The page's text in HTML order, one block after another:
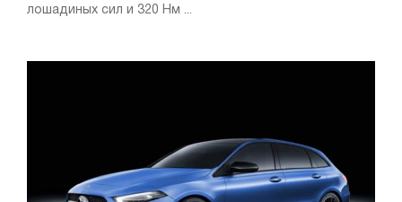
лошадиных сил и 320 Нм ...